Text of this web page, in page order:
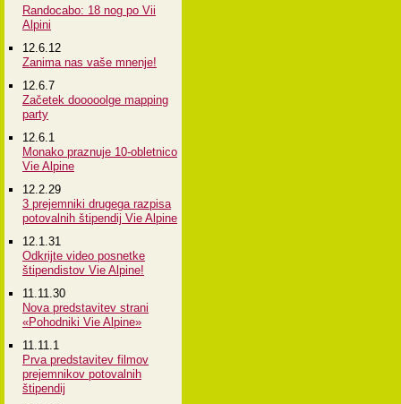
Randocabo: 18 nog po Vii
Alpini
12.6.12
Zanima nas vaše mnenje!
12.6.7
Začetek dooooolge mapping
party
12.6.1
Monako praznuje 10-obletnico
Vie Alpine
12.2.29
3 prejemniki drugega razpisa
potovalnih štipendij Vie Alpine
12.1.31
Odkrijte video posnetke
štipendistov Vie Alpine!
11.11.30
Nova predstavitev strani
«Pohodniki Vie Alpine»
11.11.1
Prva predstavitev filmov
prejemnikov potovalnih
štipendij